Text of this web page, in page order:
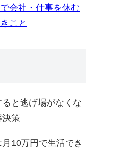
会社・仕事を休む
こと
ると逃げ場がなくな
決策
10万円で生活でき